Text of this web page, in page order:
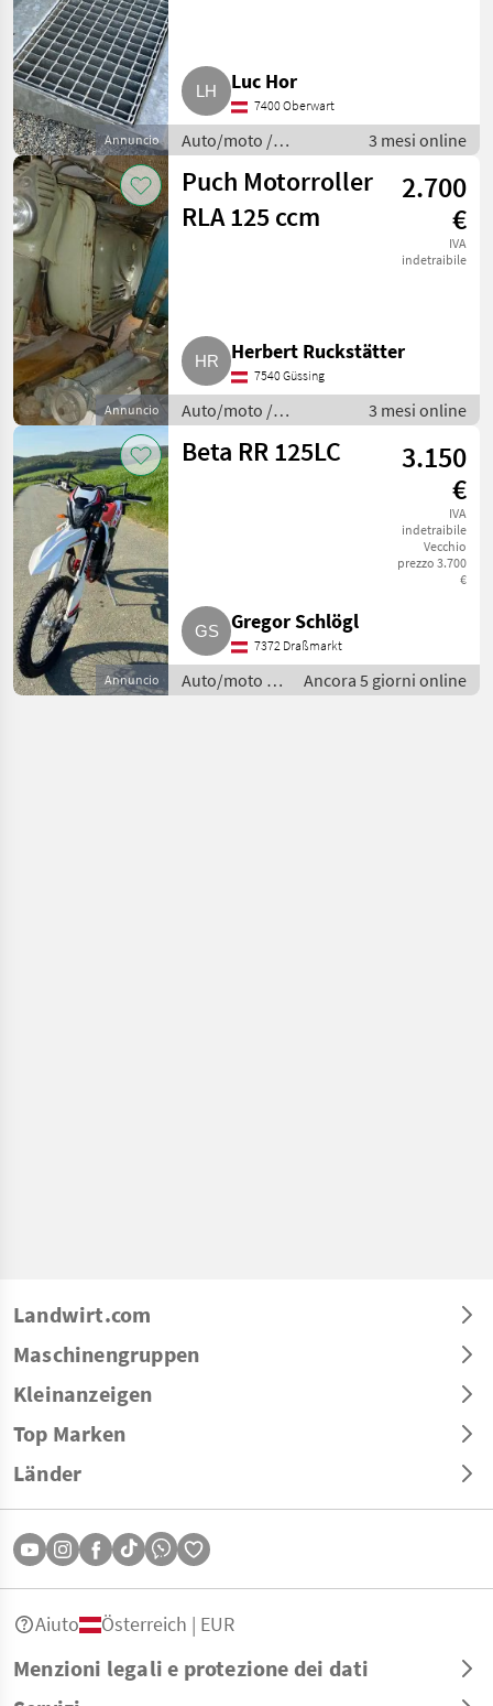
Annuncio
Luc Hor
7400 Oberwart
Auto/moto /
Motociclette
3 mesi online
Annuncio
Puch Motorroller
RLA 125 ccm
2.700
€
IVA
indetraibile
Herbert Ruckstätter
7540 Güssing
Auto/moto /
Motociclette
3 mesi online
Annuncio
Beta RR 125LC
3.150
€
IVA
indetraibile
Vecchio
prezzo 3.700
€
Gregor Schlögl
7372 Draßmarkt
Auto/moto /
Motociclette
Ancora 5 giorni online
Landwirt.com
Maschinengruppen
Kleinanzeigen
Top Marken
Länder
Menzioni legali e protezione dei dati
Aiuto Österreich | EUR